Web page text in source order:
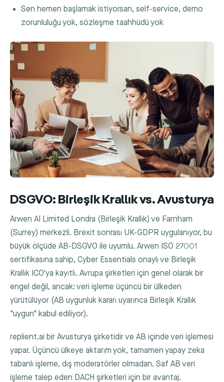
Sen hemen başlamak istiyorsan, self-service, demo
zorunluluğu yok, sözleşme taahhüdü yok
DSGVO: Birleşik Krallık vs. Avusturya
Arwen AI Limited Londra (Birleşik Krallık) ve Farnham
(Surrey) merkezli. Brexit sonrası UK-GDPR uygulanıyor, bu
büyük ölçüde AB-DSGVO ile uyumlu. Arwen ISO 27001
sertifikasına sahip, Cyber Essentials onaylı ve Birleşik
Krallık ICO'ya kayıtlı. Avrupa şirketleri için genel olarak bir
engel değil, ancak: veri işleme üçüncü bir ülkeden
yürütülüyor (AB uygunluk kararı uyarınca Birleşik Krallık
"uygun" kabul ediliyor).
replient.ai bir Avusturya şirketidir ve AB içinde veri işlemesi
yapar. Üçüncü ülkeye aktarım yok, tamamen yapay zeka
tabanlı işleme, dış moderatörler olmadan. Saf AB veri
işleme talep eden DACH şirketleri için bir avantaj.